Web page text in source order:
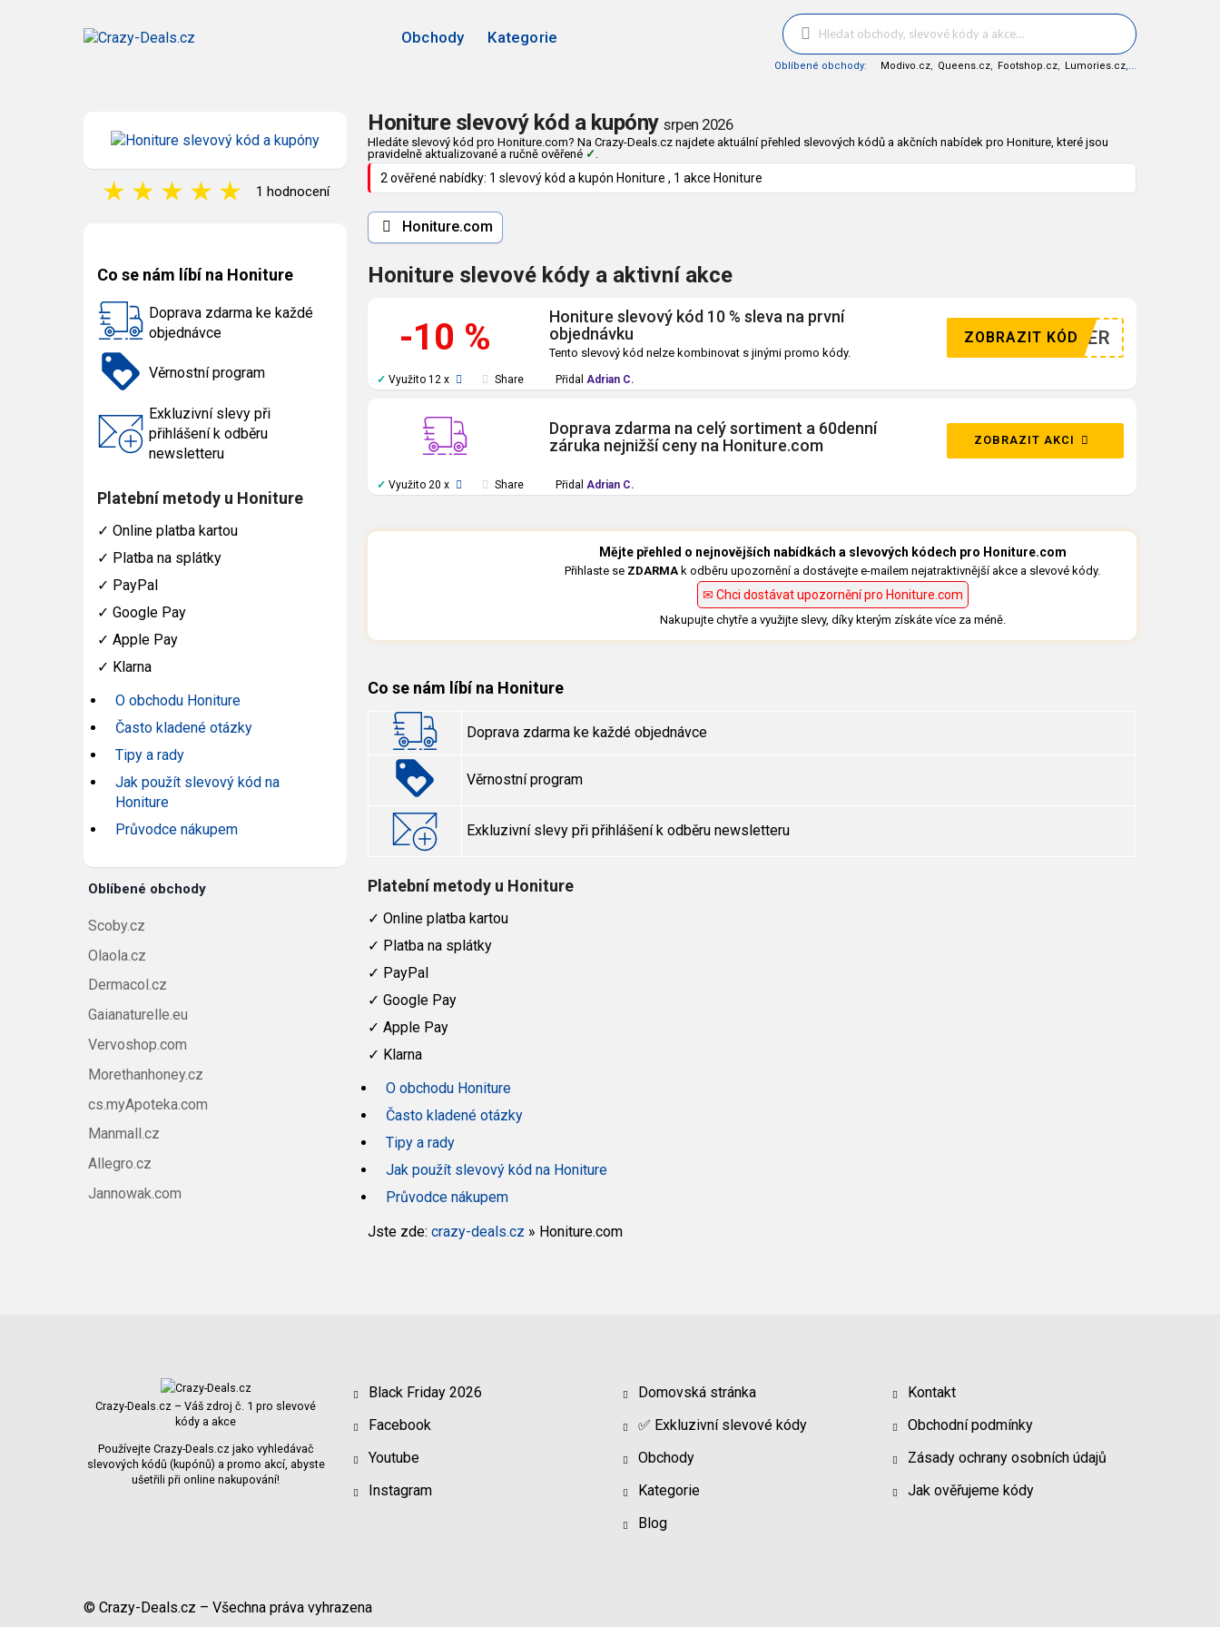
Obchody Kategorie
Oblíbené obchody: Modivo.cz, Queens.cz, Footshop.cz, Lumories.cz,...
Honiture slevový kód a kupónysrpen 2026
Hledáte slevový kód pro Honiture.com? Na Crazy-Deals.cz najdete aktuální přehled slevových kódů a akčních nabídek pro Honiture, které jsou
pravidelně aktualizované a ručně ověřené ✓ .
2 ověřené nabídky: 1 slevový kód a kupón Honiture , 1 akce Honiture
Honiture.com
Honiture slevové kódy a aktivní akce
-10 %
Honiture slevový kód 10 % sleva na první
objednávku
Tento slevový kód nelze kombinovat s jinými promo kódy.
WSLETTER
ZOBRAZIT KÓD
✓ Využito 12 x Share Přidal Adrian C.
Doprava zdarma na celý sortiment a 60denní
záruka nejnižší ceny na Honiture.com
ZOBRAZIT AKCI
✓ Využito 20 x Share Přidal Adrian C.
Mějte přehled o nejnovějších nabídkách a slevových kódech pro Honiture.com
Přihlaste se ZDARMA k odběru upozornění a dostávejte e-mailem nejatraktivnější akce a slevové kódy.
✉ Chci dostávat upozornění pro Honiture.com
Nakupujte chytře a využijte slevy, díky kterým získáte více za méně.
Co se nám líbí na Honiture
Doprava zdarma ke každé objednávce
Věrnostní program
Exkluzivní slevy při přihlášení k odběru newsletteru
Platební metody u Honiture
✓ Online platba kartou
✓ Platba na splátky
✓ PayPal
✓ Google Pay
✓ Apple Pay
✓ Klarna
O obchodu Honiture
Často kladené otázky
Tipy a rady
Jak použít slevový kód na Honiture
Průvodce nákupem
Jste zde: crazy-deals.cz » Honiture.com
★ ★ ★ ★ ★ 1 hodnocení
Co se nám líbí na Honiture
Doprava zdarma ke každé
objednávce
Věrnostní program
Exkluzivní slevy při
přihlášení k odběru
newsletteru
Platební metody u Honiture
✓ Online platba kartou
✓ Platba na splátky
✓ PayPal
✓ Google Pay
✓ Apple Pay
✓ Klarna
O obchodu Honiture
Často kladené otázky
Tipy a rady
Jak použít slevový kód na
Honiture
Průvodce nákupem
Oblíbené obchody
Scoby.cz
Olaola.cz
Dermacol.cz
Gaianaturelle.eu
Vervoshop.com
Morethanhoney.cz
cs.myApoteka.com
Manmall.cz
Allegro.cz
Jannowak.com
Crazy-Deals.cz – Váš zdroj č. 1 pro slevové
kódy a akce
Používejte Crazy-Deals.cz jako vyhledávač
slevových kódů (kupónů) a promo akcí, abyste
ušetřili při online nakupování!
Black Friday 2026
Facebook
Youtube
Instagram
Domovská stránka
✅ Exkluzivní slevové kódy
Obchody
Kategorie
Blog
Kontakt
Obchodní podmínky
Zásady ochrany osobních údajů
Jak ověřujeme kódy
© Crazy-Deals.cz – Všechna práva vyhrazena